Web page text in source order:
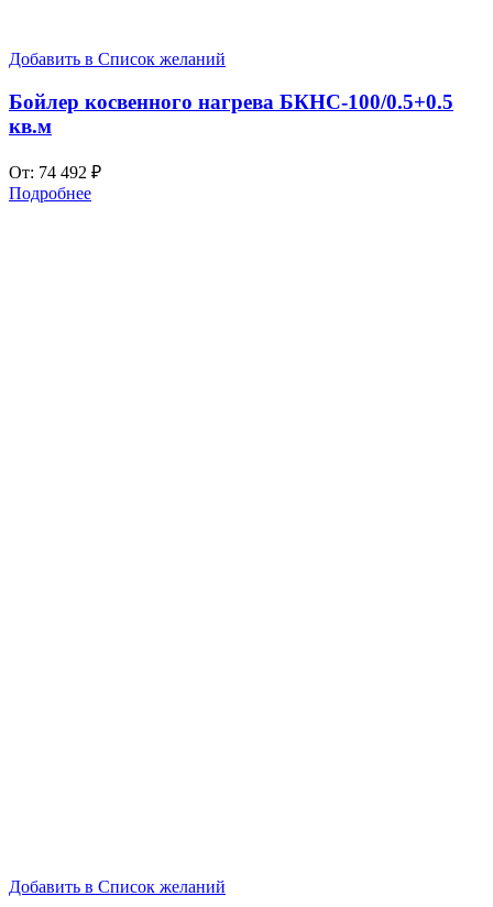
Добавить в Список желаний
Бойлер косвенного нагрева БКНС-100/0.5+0.5
кв.м
От: 74 492 ₽
Подробнее
Добавить в Список желаний